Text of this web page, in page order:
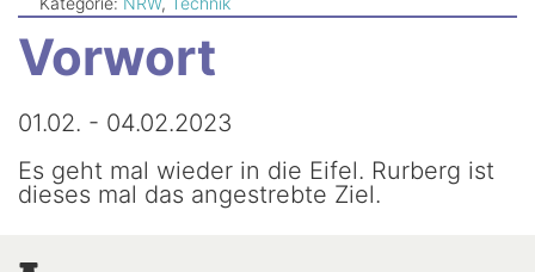
Vorwort
01.02. - 04.02.2023
Es geht mal wieder in die Eifel. Rurberg ist
dieses mal das angestrebte Ziel.